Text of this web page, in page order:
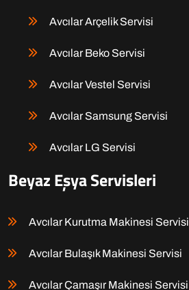
Avcılar Arçelik Servisi
Avcılar Beko Servisi
Avcılar Vestel Servisi
Avcılar Samsung Servisi
Avcılar LG Servisi
Beyaz Eşya Servisleri
Avcılar Kurutma Makinesi Servisi
Avcılar Bulaşık Makinesi Servisi
Avcılar Çamaşır Makinesi Servisi